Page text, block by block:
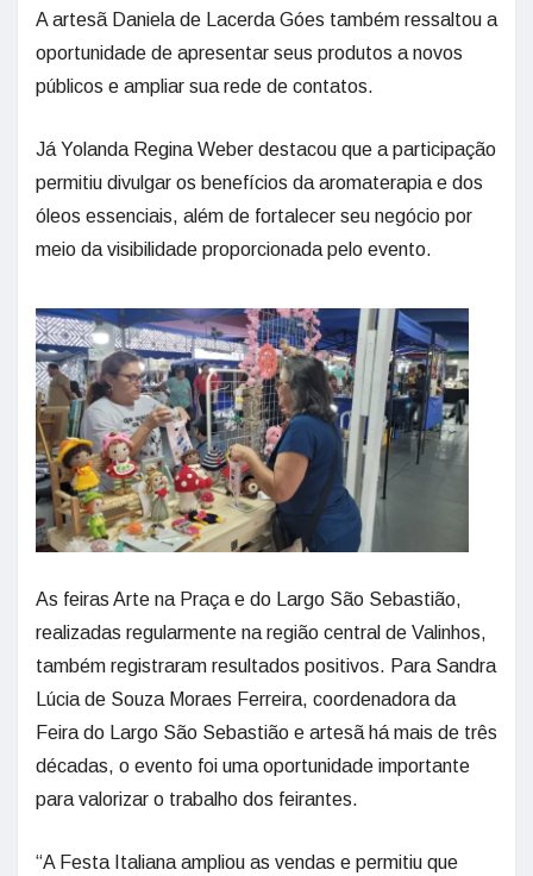
A artesã Daniela de Lacerda Góes também ressaltou a
oportunidade de apresentar seus produtos a novos
públicos e ampliar sua rede de contatos.
Já Yolanda Regina Weber destacou que a participação
permitiu divulgar os benefícios da aromaterapia e dos
óleos essenciais, além de fortalecer seu negócio por
meio da visibilidade proporcionada pelo evento.
As feiras Arte na Praça e do Largo São Sebastião,
realizadas regularmente na região central de Valinhos,
também registraram resultados positivos. Para Sandra
Lúcia de Souza Moraes Ferreira, coordenadora da
Feira do Largo São Sebastião e artesã há mais de três
décadas, o evento foi uma oportunidade importante
para valorizar o trabalho dos feirantes.
“A Festa Italiana ampliou as vendas e permitiu que